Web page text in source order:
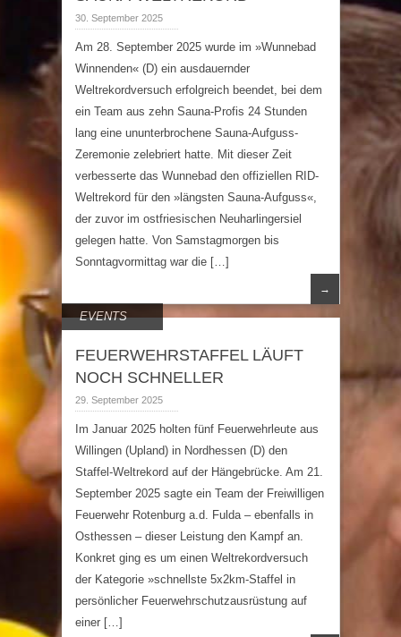
30. September 2025
Am 28. September 2025 wurde im »Wunnebad
Winnenden« (D) ein ausdauernder
Weltrekordversuch erfolgreich beendet, bei dem
ein Team aus zehn Sauna-Profis 24 Stunden
lang eine ununterbrochene Sauna-Aufguss-
Zeremonie zelebriert hatte. Mit dieser Zeit
verbesserte das Wunnebad den offiziellen RID-
Weltrekord für den »längsten Sauna-Aufguss«,
der zuvor im ostfriesischen Neuharlingersiel
gelegen hatte. Von Samstagmorgen bis
Sonntagvormittag war die […]
→
EVENTS
FEUERWEHRSTAFFEL LÄUFT
NOCH SCHNELLER
29. September 2025
Im Januar 2025 holten fünf Feuerwehrleute aus
Willingen (Upland) in Nordhessen (D) den
Staffel-Weltrekord auf der Hängebrücke. Am 21.
September 2025 sagte ein Team der Freiwilligen
Feuerwehr Rotenburg a.d. Fulda – ebenfalls in
Osthessen – dieser Leistung den Kampf an.
Konkret ging es um einen Weltrekordversuch
der Kategorie »schnellste 5x2km-Staffel in
persönlicher Feuerwehrschutzausrüstung auf
einer […]